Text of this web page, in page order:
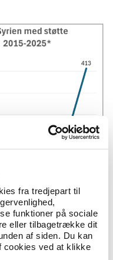
fra tredjepart til
funktioner på sociale
eller tilbagetrække dit
af siden. Du kan
cookies ved at klikke
repatrieringsloven, 2015-
2025.
hvor den pågældende
indberetninger.